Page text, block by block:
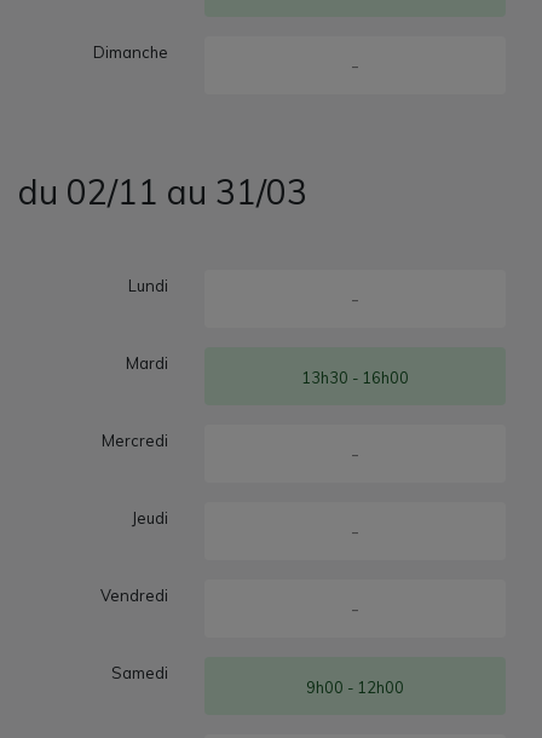
Dimanche
-
du 02/11 au 31/03
Lundi
-
Mardi
13h30 - 16h00
Mercredi
-
Jeudi
-
Vendredi
-
Samedi
9h00 - 12h00